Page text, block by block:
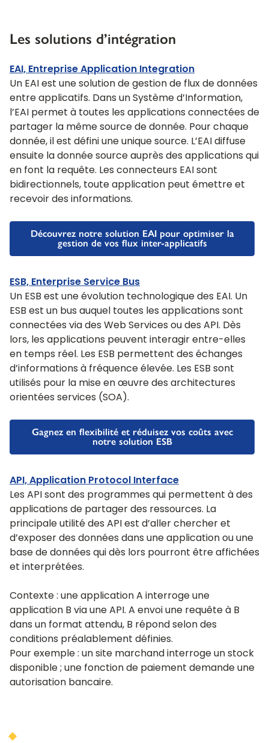
Les solutions d’intégration
EAI, Entreprise Application Integration
Un EAI est une solution de gestion de flux de données
entre applicatifs. Dans un Système d’Information,
l’EAI permet à toutes les applications connectées de
partager la même source de donnée. Pour chaque
donnée, il est défini une unique source. L’EAI diffuse
ensuite la donnée source auprès des applications qui
en font la requête. Les connecteurs EAI sont
bidirectionnels, toute application peut émettre et
recevoir des informations.
Découvrez notre solution EAI pour optimiser la
gestion de vos flux inter-applicatifs
ESB, Enterprise Service Bus
Un ESB est une évolution technologique des EAI. Un
ESB est un bus auquel toutes les applications sont
connectées via des Web Services ou des API. Dès
lors, les applications peuvent interagir entre-elles
en temps réel. Les ESB permettent des échanges
d’informations à fréquence élevée. Les ESB sont
utilisés pour la mise en œuvre des architectures
orientées services (SOA).
Gagnez en flexibilité et réduisez vos coûts avec
notre solution ESB
API, Application Protocol Interface
Les API sont des programmes qui permettent à des
applications de partager des ressources. La
principale utilité des API est d’aller chercher et
d’exposer des données dans une application ou une
base de données qui dès lors pourront être affichées
et interprétées.
Contexte : une application A interroge une
application B via une API. A envoi une requête à B
dans un format attendu, B répond selon des
conditions préalablement définies.
Pour exemple : un site marchand interroge un stock
disponible ; une fonction de paiement demande une
autorisation bancaire.